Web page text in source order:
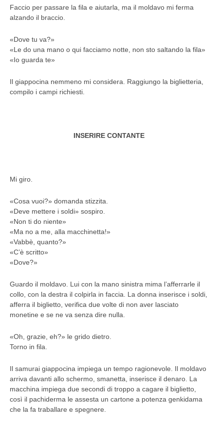
Faccio per passare la fila e aiutarla, ma il moldavo mi ferma
alzando il braccio.
«Dove tu va?»
«Le do una mano o qui facciamo notte, non sto saltando la fila»
«Io guarda te»
Il giappocina nemmeno mi considera. Raggiungo la biglietteria,
compilo i campi richiesti.
INSERIRE CONTANTE
Mi giro.
«Cosa vuoi?» domanda stizzita.
«Deve mettere i soldi» sospiro.
«Non ti do niente»
«Ma no a me, alla macchinetta!»
«Vabbè, quanto?»
«C’è scritto»
«Dove?»
Guardo il moldavo. Lui con la mano sinistra mima l’afferrarle il
collo, con la destra il colpirla in faccia. La donna inserisce i soldi,
afferra il biglietto, verifica due volte di non aver lasciato
monetine e se ne va senza dire nulla.
«Oh, grazie, eh?» le grido dietro.
Torno in fila.
Il samurai giappocina impiega un tempo ragionevole. Il moldavo
arriva davanti allo schermo, smanetta, inserisce il denaro. La
macchina impiega due secondi di troppo a cagare il biglietto,
così il pachiderma le assesta un cartone a potenza genkidama
che la fa traballare e spegnere.